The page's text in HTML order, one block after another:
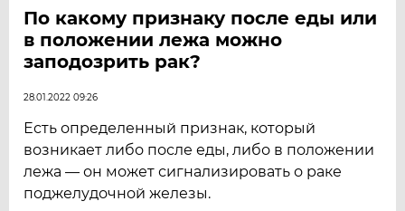
По какому признаку после еды или
в положении лежа можно
заподозрить рак?
28.01.2022 09:26
Есть определенный признак, который
возникает либо после еды, либо в положении
лежа — он может сигнализировать о раке
поджелудочной железы.